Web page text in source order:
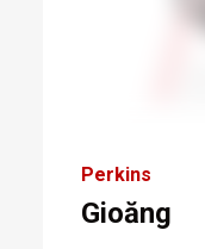
Perkins
Gioăng